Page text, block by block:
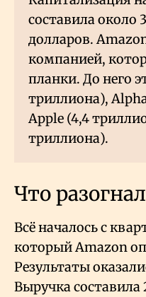
составила около
долларов.
компанией,
планки. До него
триллиона),
Apple (4,4
триллиона).
Что
Всё началось с
который Amazon
Результаты
Выручка